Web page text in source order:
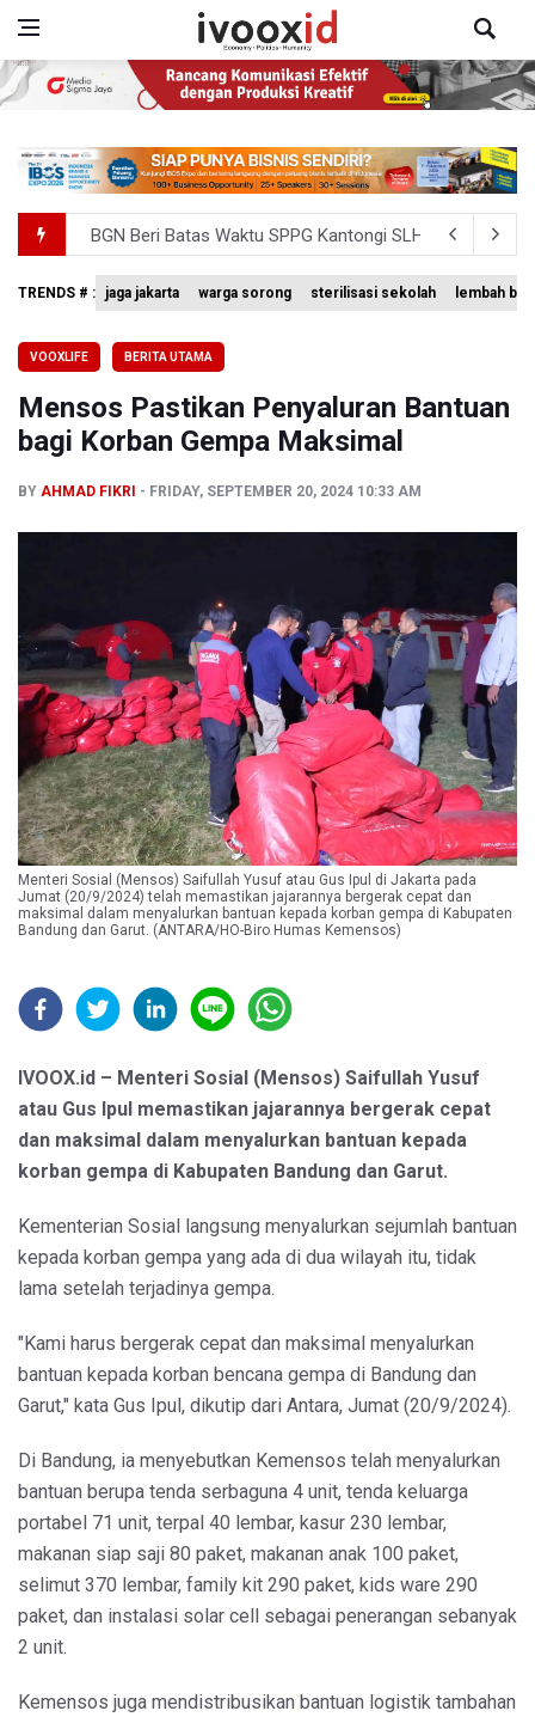
BGN Beri Batas Waktu SPPG Kantongi SLHS Paling
Febrie Adriansyah Dicecar Puluhan Pertanyaan Saat
Anggota DPR Desak Polisi Usut Tuntas Temuan
Amnesty International Kecam Penangkapan Dua
TRENDS # : jaga jakarta warga sorong sterilisasi sekolah lembah
VOOXLIFE BERITA UTAMA
Mensos Pastikan Penyaluran Bantuan
bagi Korban Gempa Maksimal
BY AHMAD FIKRI FRIDAY, SEPTEMBER 20, 2024 10:33 AM
Menteri Sosial (Mensos) Saifullah Yusuf atau Gus Ipul di Jakarta pada
Jumat (20/9/2024) telah memastikan jajarannya bergerak cepat dan
maksimal dalam menyalurkan bantuan kepada korban gempa di Kabupaten
Bandung dan Garut. (ANTARA/HO-Biro Humas Kemensos)
IVOOX.id – Menteri Sosial (Mensos) Saifullah Yusuf
atau Gus Ipul memastikan jajarannya bergerak cepat
dan maksimal dalam menyalurkan bantuan kepada
korban gempa di Kabupaten Bandung dan Garut.
Kementerian Sosial langsung menyalurkan sejumlah bantuan
kepada korban gempa yang ada di dua wilayah itu, tidak
lama setelah terjadinya gempa.
"Kami harus bergerak cepat dan maksimal menyalurkan
bantuan kepada korban bencana gempa di Bandung dan
Garut," kata Gus Ipul, dikutip dari Antara, Jumat (20/9/2024).
Di Bandung, ia menyebutkan Kemensos telah menyalurkan
bantuan berupa tenda serbaguna 4 unit, tenda keluarga
portabel 71 unit, terpal 40 lembar, kasur 230 lembar,
makanan siap saji 80 paket, makanan anak 100 paket,
selimut 370 lembar, family kit 290 paket, kids ware 290
paket, dan instalasi solar cell sebagai penerangan sebanyak
2 unit.
Kemensos juga mendistribusikan bantuan logistik tambahan